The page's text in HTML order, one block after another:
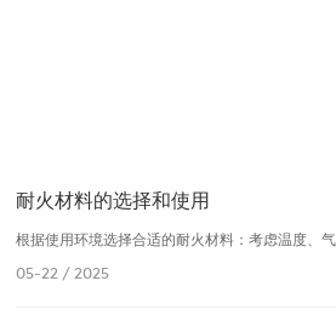
耐火材料的选择和使用
根据使用环境选择合适的耐火材料：考虑温度、气
05-22 / 2025